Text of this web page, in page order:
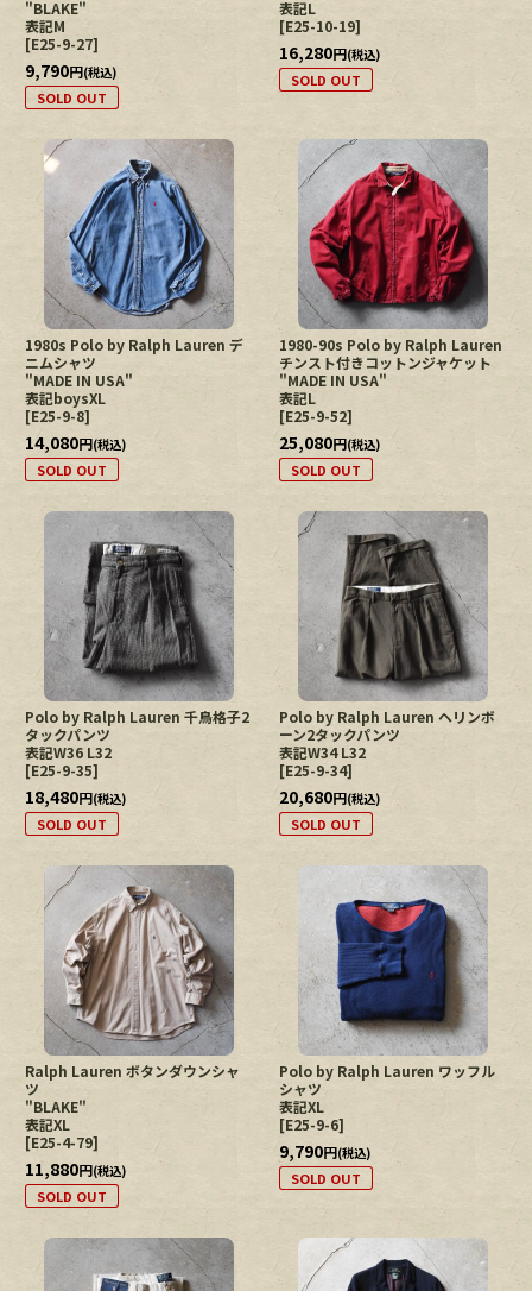
"BLAKE"
表記M
[E25-9-27]
9,790円(税込)
SOLD OUT
表記L
[E25-10-19]
16,280円(税込)
SOLD OUT
1980s Polo by Ralph Lauren デ
ニムシャツ
"MADE IN USA"
表記boysXL
[E25-9-8]
14,080円(税込)
SOLD OUT
1980-90s Polo by Ralph Lauren
チンスト付きコットンジャケット
"MADE IN USA"
表記L
[E25-9-52]
25,080円(税込)
SOLD OUT
Polo by Ralph Lauren 千鳥格子2
タックパンツ
表記W36 L32
[E25-9-35]
18,480円(税込)
SOLD OUT
Polo by Ralph Lauren ヘリンボ
ーン2タックパンツ
表記W34 L32
[E25-9-34]
20,680円(税込)
SOLD OUT
Ralph Lauren ボタンダウンシャ
ツ
"BLAKE"
表記XL
[E25-4-79]
11,880円(税込)
SOLD OUT
Polo by Ralph Lauren ワッフル
シャツ
表記XL
[E25-9-6]
9,790円(税込)
SOLD OUT